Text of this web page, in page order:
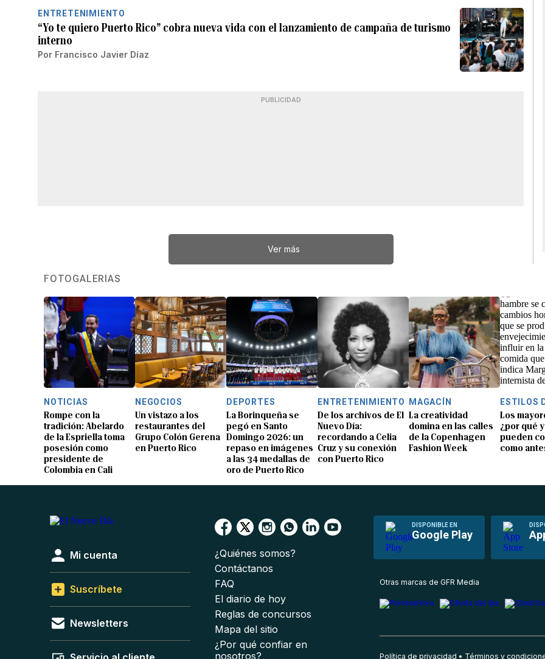
ENTRETENIMIENTO
“Yo te quiero Puerto Rico” cobra nueva vida con el lanzamiento de campaña de turismo
interno
Por Francisco Javier Díaz
PUBLICIDAD
Ver más
FOTOGALERÍAS
NOTICIAS
Rompe con la
tradición: Abelardo
de la Espriella toma
posesión como
presidente de
Colombia en Cali
NEGOCIOS
Un vistazo a los
restaurantes del
Grupo Colón Gerena
en Puerto Rico
DEPORTES
La Borinqueña se
pegó en Santo
Domingo 2026: un
repaso en imágenes
a las 34 medallas de
oro de Puerto Rico
ENTRETENIMIENTO
De los archivos de El
Nuevo Día:
recordando a Celia
Cruz y su conexión
con Puerto Rico
MAGACÍN
La creatividad
domina en las calles
de la Copenhagen
Fashion Week
ESTILOS
Los
¿por qué
pueden
como
DISPONIBLE EN
Google Play
Mi cuenta
Suscríbete
Newsletters
¿Quiénes somos?
Contáctanos
FAQ
El diario de hoy
Reglas de concursos
Mapa del sitio
¿Por qué confiar en
nosotros?
Otras marcas de GFR Media
Política de privacidad Términos y